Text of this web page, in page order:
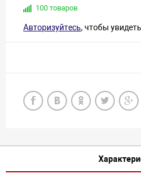
100 товаров
Авторизуйтесь, чтобы